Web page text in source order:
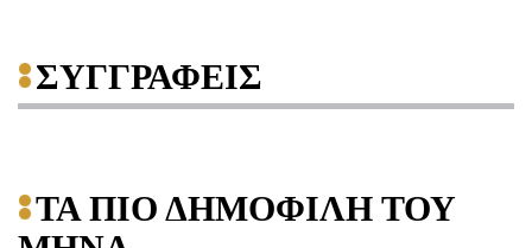
ΣΥΓΓΡΑΦΕΙΣ
ΤΑ ΠΙΟ ΔΗΜΟΦΙΛΗ ΤΟΥ